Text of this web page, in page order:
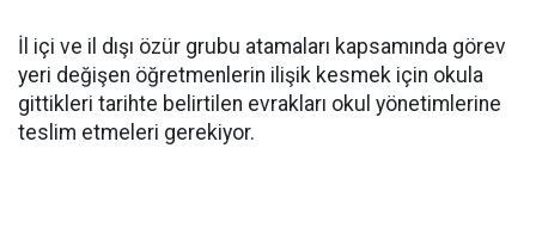
İl içi ve il dışı özür grubu atamaları kapsamında görev
yeri değişen öğretmenlerin ilişik kesmek için okula
gittikleri tarihte belirtilen evrakları okul yönetimlerine
teslim etmeleri gerekiyor.